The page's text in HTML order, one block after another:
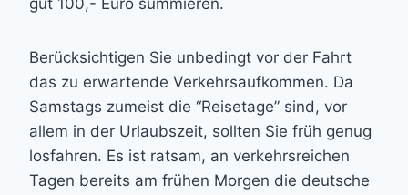
gut 100,- Euro summieren.
Berücksichtigen Sie unbedingt vor der Fahrt
das zu erwartende Verkehrsaufkommen. Da
Samstags zumeist die “Reisetage” sind, vor
allem in der Urlaubszeit, sollten Sie früh genug
losfahren. Es ist ratsam, an verkehrsreichen
Tagen bereits am frühen Morgen die deutsche